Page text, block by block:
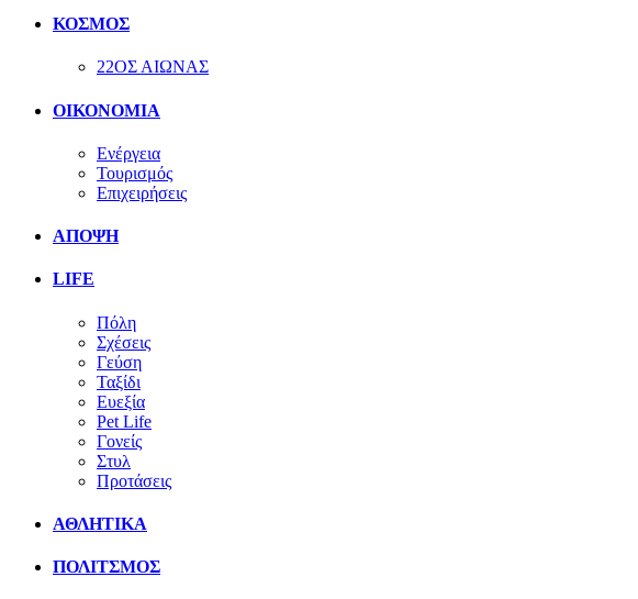
ΚΟΣΜΟΣ
22ΟΣ ΑΙΩΝΑΣ
ΟΙΚΟΝΟΜΙΑ
Ενέργεια
Τουρισμός
Επιχειρήσεις
ΑΠΟΨΗ
LIFE
Πόλη
Σχέσεις
Γεύση
Ταξίδι
Ευεξία
Pet Life
Γονείς
Στυλ
Προτάσεις
ΑΘΛΗΤΙΚΑ
ΠΟΛΙΤΣΜΟΣ